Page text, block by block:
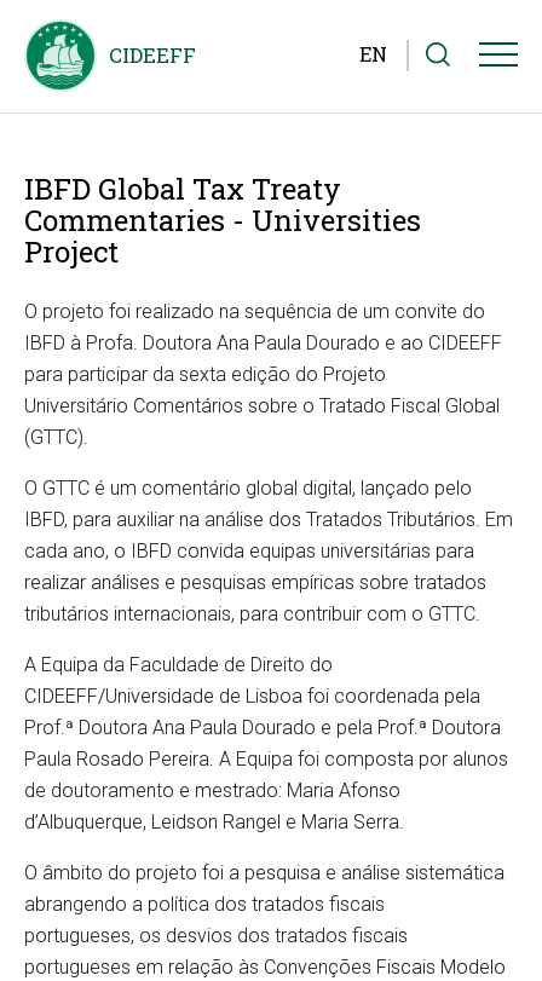
EN
IBFD Global Tax Treaty
Commentaries - Universities
Project
O projeto foi realizado na sequência de um convite do
IBFD à Profa. Doutora Ana Paula Dourado e ao CIDEEFF
para participar da sexta edição do Projeto
Universitário Comentários sobre o Tratado Fiscal Global
(GTTC).
O GTTC é um comentário global digital, lançado pelo
IBFD, para auxiliar na análise dos Tratados Tributários. Em
cada ano, o IBFD convida equipas universitárias para
realizar análises e pesquisas empíricas sobre tratados
tributários internacionais, para contribuir com o GTTC.
A Equipa da Faculdade de Direito do
CIDEEFF/Universidade de Lisboa foi coordenada pela
Prof.ª Doutora Ana Paula Dourado e pela Prof.ª Doutora
Paula Rosado Pereira. A Equipa foi composta por alunos
de doutoramento e mestrado: Maria Afonso
d’Albuquerque, Leidson Rangel e Maria Serra.
O âmbito do projeto foi a pesquisa e análise sistemática
abrangendo a política dos tratados fiscais
portugueses, os desvios dos tratados fiscais
portugueses em relação às Convenções Fiscais Modelo